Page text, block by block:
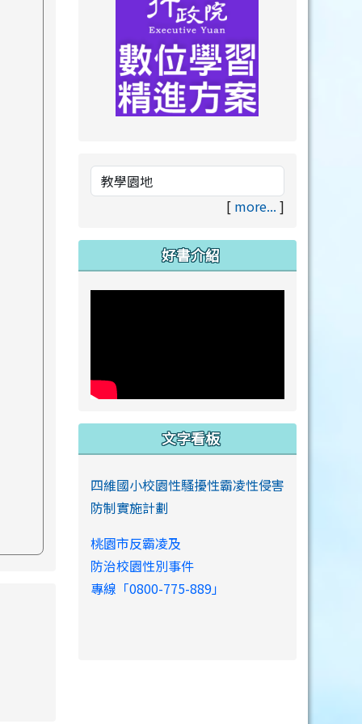
[ more... ]
好書介紹
文字看板
四維國小校園性騷擾性霸凌性侵害
防制實施計劃
桃園市反霸凌及
防治校園性別事件
專線「0800-775-889」